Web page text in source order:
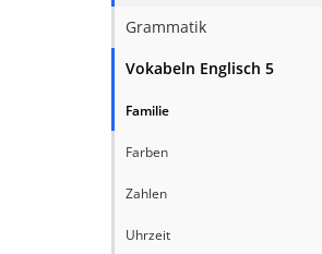
Grammatik
Vokabeln Englisch 5
Familie
Farben
Zahlen
Uhrzeit